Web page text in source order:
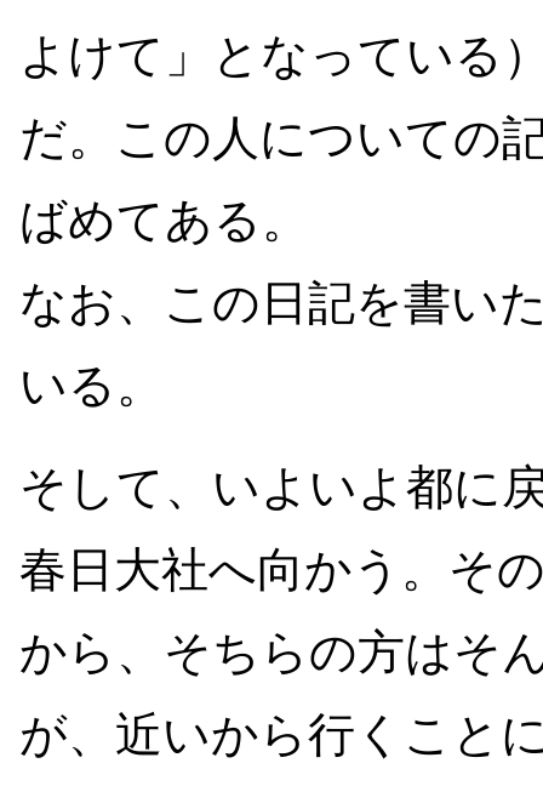
よけて」となっている
だ。この人についての
ばめてある。
なお、この日記を書い
いる。
そして、いよいよ都に
春日大社へ向かう。そ
から、そちらの方はそ
が、近いから行くこと